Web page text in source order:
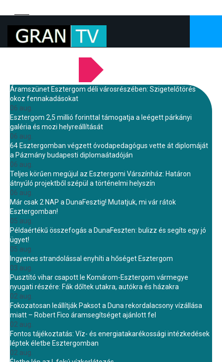
Áramszünet Esztergom déli városrészében: Szigetelőtörés
okoz fennakadásokat
06 aug.
Esztergom 2,5 millió forinttal támogatja a leégett párkányi
galéria és mozi helyreállítását
06 aug.
64 Esztergomban végzett óvodapedagógus vette át diplomáját
a Pázmány budapesti diplomaátadóján
06 aug.
Teljes körűen megújul az Esztergomi Várszínház: Határon
átnyúló projektből szépül a történelmi helyszín
06 aug.
Már csak 2 NAP a DunaFesztig! Mutatjuk, mi vár rátok
Esztergomban!
05 aug.
Példaértékű összefogás a DunaFeszten: bulizz és segíts egy jó
ügyet!
05 aug.
Ingyenes strandolással enyhíti a hőséget Esztergom
03 aug.
Pusztító vihar csapott le Komárom-Esztergom vármegye
nyugati részére: Fák dőltek utakra, autókra és házakra
02 aug.
Fokozatosan leállítják Paksot a Duna rekordalacsony vízállása
miatt – Robert Fico áramsegítséget ajánlott fel
02 aug.
Fontos tájékoztatás: Víz- és energiatakarékossági intézkedések
léptek életbe Esztergomban
02 aug.